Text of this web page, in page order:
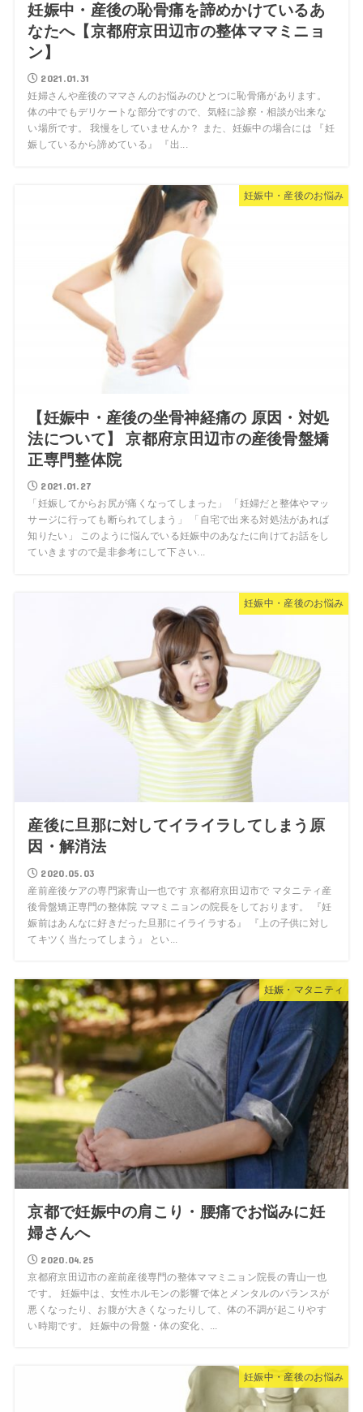
妊娠中・産後の恥骨痛を諦めかけているあ
なたへ【京都府京田辺市の整体ママミニョ
ン】
2021.01.31
妊婦さんや産後のママさんのお悩みのひとつに恥骨痛があります。
体の中でもデリケートな部分ですので、気軽に診察・相談が出来な
い場所です。 我慢をしていませんか？ また、妊娠中の場合には 『妊
娠しているから諦めている』 『出...
妊娠中・産後のお悩み
【妊娠中・産後の坐骨神経痛の 原因・対処
法について】 京都府京田辺市の産後骨盤矯
正専門整体院
2021.01.27
「妊娠してからお尻が痛くなってしまった」 「妊婦だと整体やマッ
サージに行っても断られてしまう」 「自宅で出来る対処法があれば
知りたい」 このように悩んでいる妊娠中のあなたに向けてお話をし
ていきますので是非参考にして下さい...
妊娠中・産後のお悩み
産後に旦那に対してイライラしてしまう原
因・解消法
2020.05.03
産前産後ケアの専門家青山一也です 京都府京田辺市で マタニティ産
後骨盤矯正専門の整体院 ママミニョンの院長をしております。 『妊
娠前はあんなに好きだった旦那にイライラする』 『上の子供に対し
てキツく当たってしまう』 とい...
妊娠・マタニティ
京都で妊娠中の肩こり・腰痛でお悩みに妊
婦さんへ
2020.04.25
京都府京田辺市の産前産後専門の整体ママミニョン院長の青山一也
です。 妊娠中は、女性ホルモンの影響で体とメンタルのバランスが
悪くなったり、お腹が大きくなったりして、体の不調が起こりやす
い時期です。 妊娠中の骨盤・体の変化、...
妊娠中・産後のお悩み